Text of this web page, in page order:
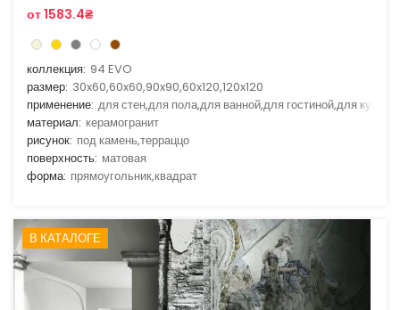
от 1583.4₴
коллекция: 94 EVO
размер: 30x60,60x60,90x90,60x120,120x120
применение: для стен,для пола,для ванной,для гостиной,для кухни
материал: керамогранит
рисунок: под камень,терраццо
поверхность: матовая
форма: прямоугольник,квадрат
В КАТАЛОГЕ